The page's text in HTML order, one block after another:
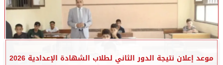
موعد إعلان نتيجة الدور الثاني لطلاب الشهادة الإعدادية 2026